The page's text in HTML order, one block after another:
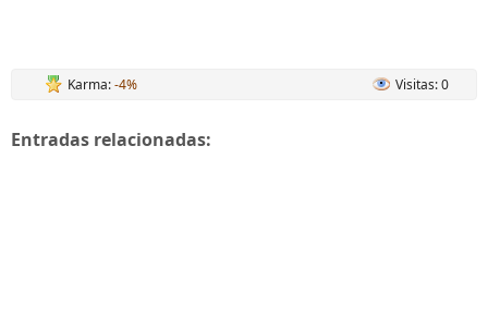
Karma:-4% Visitas: 0
Entradas relacionadas: